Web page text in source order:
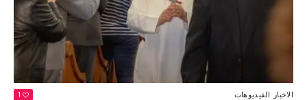
الاخبار الفيديوهات 1